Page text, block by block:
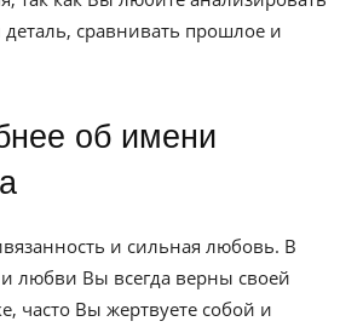
сравнивать прошлое и
и сильная любовь. В
любви Вы всегда верны своей
часто Вы жертвуете собой и